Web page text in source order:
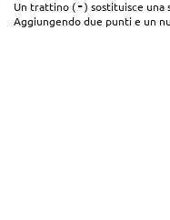
Un trattino (-) sostituisce
Aggiungendo due punti e un